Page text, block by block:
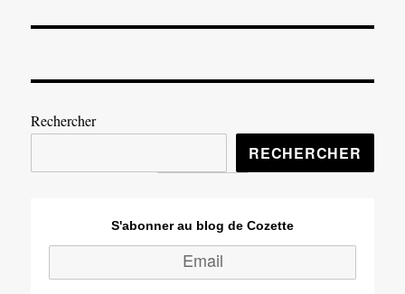
Rechercher
RECHERCHER
S'abonner au blog de Cozette